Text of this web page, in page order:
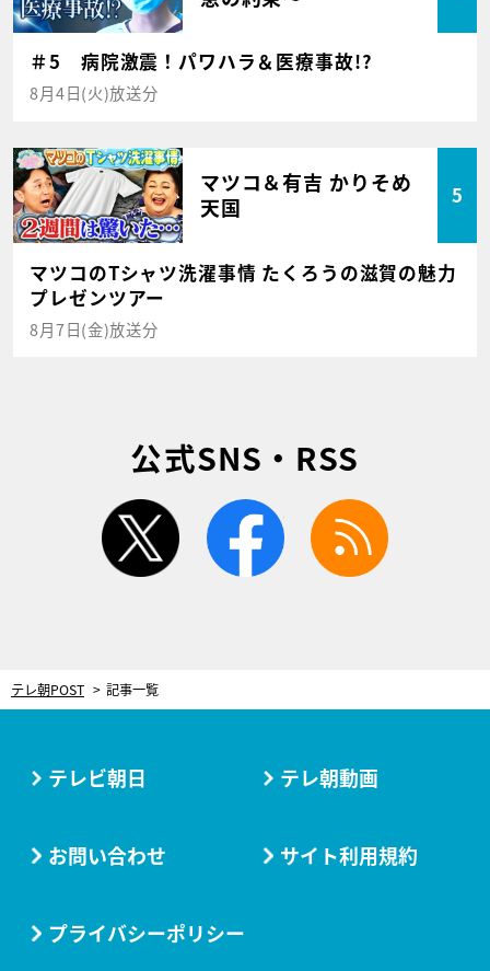
＃5 病院激震！パワハラ＆医療事故!?
8月4日(火)放送分
マツコ＆有吉 かりそめ
天国
5
マツコのTシャツ洗濯事情 たくろうの滋賀の魅力
プレゼンツアー
8月7日(金)放送分
公式SNS・RSS
twitter facebook
テレ朝POST 記事一覧
テレビ朝日 テレ朝動画
お問い合わせ サイト利用規約
プライバシーポリシー